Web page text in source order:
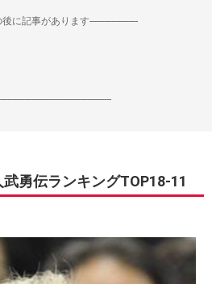
後に記事があります--------------------
勇伝ランキングTOP18-11